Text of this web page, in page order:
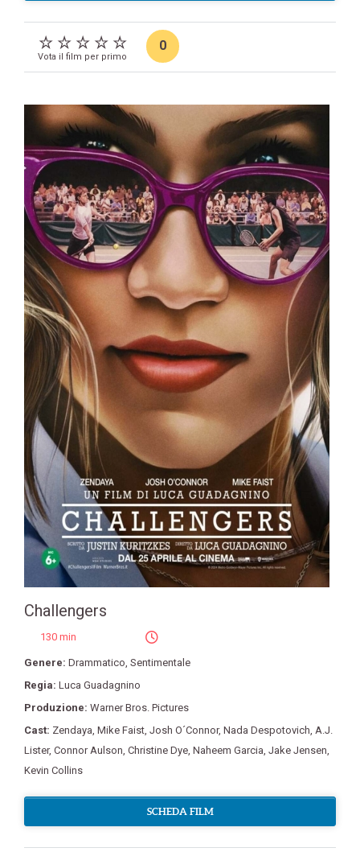
Vota il film per primo
0
Challengers
130 min
Genere: Drammatico Sentimentale
Regia: Luca Guadagnino
Produzione: Warner Bros. Pictures
Cast: Zendaya Mike Faist Josh O´Connor, Nada Despotovich A.J.
Lister, Connor Aulson Christine Dye Naheem Garcia Jake Jensen
Kevin Collins
SCHEDA FILM